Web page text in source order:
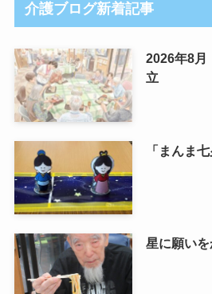
介護ブログ新着記事
2026年8
立
「まんま七
星に願い